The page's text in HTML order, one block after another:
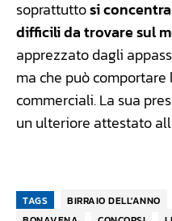
soprattuttosi
difficili da trovare sul
apprezzato dagli
ma che può
commerciali. La sua
un ulteriore attestato
TAGS BIRRAIO DELL'ANNO